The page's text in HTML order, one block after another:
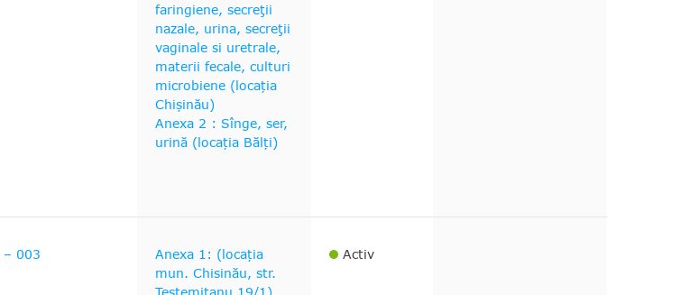
faringiene, secreţii
nazale, urina, secreţii
vaginale si uretrale,
materii fecale, culturi
microbiene (locația
Chișinău)
Anexa 2 : Sînge, ser,
urină (locația Bălți)
– 003
Anexa 1: (locația
mun. Chisinău, str.
Testemițanu 19/1)
Activ